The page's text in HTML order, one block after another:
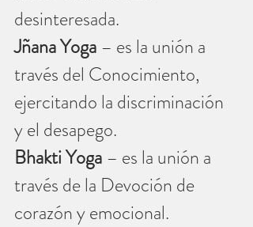
desinteresada.
Jñana Yoga – es la unión a
través del Conocimiento,
ejercitando la discriminación
y el desapego.
Bhakti Yoga – es la unión a
través de la Devoción de
corazón y emocional.